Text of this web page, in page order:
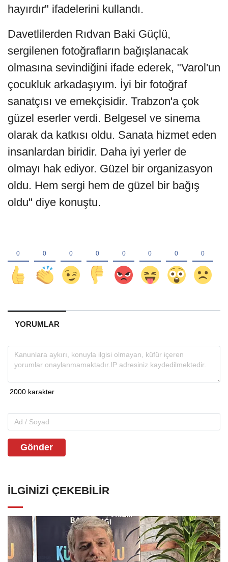
hayırdır" ifadelerini kullandı.
Davetlilerden Rıdvan Baki Güçlü,
sergilenen fotoğrafların bağışlanacak
olmasına sevindiğini ifade ederek, "Varol'un
çocukluk arkadaşıyım. İyi bir fotoğraf
sanatçısı ve emekçisidir. Trabzon'a çok
güzel eserler verdi. Belgesel ve sinema
olarak da katkısı oldu. Sanata hizmet eden
insanlardan biridir. Daha iyi yerler de
olmayı hak ediyor. Güzel bir organizasyon
oldu. Hem sergi hem de güzel bir bağış
oldu" diye konuştu.
YORUMLAR
Gönder
İLGINIZI ÇEKEBILIR